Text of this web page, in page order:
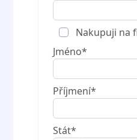
Nakupuji na
Jméno*
Příjmení*
Stát*